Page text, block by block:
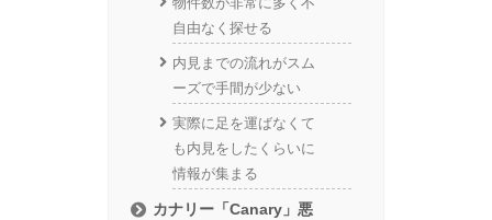
自由なく探せる
内見までの流れがスム
ーズで手間が少ない
実際に足を運ばなくて
も内見をしたくらいに
情報が集まる
カナリー「Canary」悪